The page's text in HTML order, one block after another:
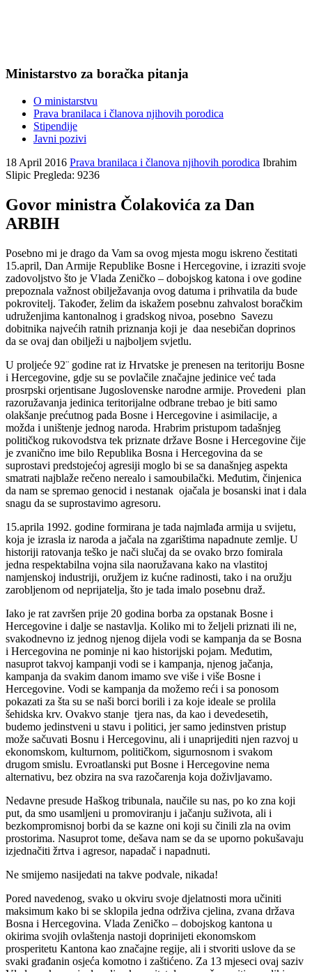
Ministarstvo za boračka pitanja
O ministarstvu
Prava branilaca i članova njihovih porodica
Stipendije
Javni pozivi
18 April 2016 Prava branilaca i članova njihovih porodica Ibrahim
Slipic Pregleda: 9236
Govor ministra Čolakovića za Dan
ARBIH
Posebno mi je drago da Vam sa ovog mjesta mogu iskreno čestitati
15.april, Dan Armije Republike Bosne i Hercegovine, i izraziti svoje
zadovoljstvo što je Vlada Zeničko – dobojskog katona i ove godine
prepoznala važnost obilježavanja ovog datuma i prihvatila da bude
pokrovitelj. Također, želim da iskažem posebnu zahvalost boračkim
udruženjima kantonalnog i gradskog nivoa, posebno Savezu
dobitnika najvećih ratnih priznanja koji je daa nesebičan doprinos
da se ovaj dan obilježi u najboljem svjetlu.
U proljeće 92¨ godine rat iz Hrvatske je prenesen na teritoriju Bosne
i Hercegovine, gdje su se povlačile značajne jedinice već tada
prosrpski orjentisane Jugoslovenske narodne armije. Provedeni plan
razoružavanja jedinica teritorijalne odbrane trebao je biti samo
olakšanje prećutnog pada Bosne i Hercegovine i asimilacije, a
možda i uništenje jednog naroda. Hrabrim pristupom tadašnjeg
političkog rukovodstva tek priznate države Bosne i Hercegovine čije
je zvanično ime bilo Republika Bosna i Hercegovina da se
suprostavi predstojećoj agresiji moglo bi se sa današnjeg aspekta
smatrati najblaže rečeno nerealo i samoubilački. Međutim, činjenica
da nam se spremao genocid i nestanak ojačala je bosanski inat i dala
snagu da se suprostavimo agresoru.
15.aprila 1992. godine formirana je tada najmlađa armija u svijetu,
koja je izrasla iz naroda a jačala na zgarištima napadnute zemlje. U
historiji ratovanja teško je nači slučaj da se ovako brzo fomirala
jedna respektabilna vojna sila naoružavana kako na vlastitoj
namjenskoj industriji, oružjem iz kućne radinosti, tako i na oružju
zarobljenom od neprijatelja, što je tada imalo posebnu draž.
Iako je rat završen prije 20 godina borba za opstanak Bosne i
Hercegovine i dalje se nastavlja. Koliko mi to željeli priznati ili ne,
svakodnevno iz jednog njenog dijela vodi se kampanja da se Bosna
i Hercegovina ne pominje ni kao historijski pojam. Međutim,
nasuprot takvoj kampanji vodi se i kampanja, njenog jačanja,
kampanja da svakim danom imamo sve više i više Bosne i
Hercegovine. Vodi se kampanja da možemo reći i sa ponosom
pokazati za šta su se naši borci borili i za koje ideale se prolila
šehidska krv. Ovakvo stanje tjera nas, da kao i devedesetih,
budemo jedinstveni u stavu i politici, jer samo jedinstven pristup
može sačuvati Bosnu i Hercegovinu, ali i unaprijediti njen razvoj u
ekonomskom, kulturnom, političkom, sigurnosnom i svakom
drugom smislu. Evroatlanski put Bosne i Hercegovine nema
alternativu, bez obzira na sva razočarenja koja doživljavamo.
Nedavne presude Haškog tribunala, naučile su nas, po ko zna koji
put, da smo usamljeni u promoviranju i jačanju suživota, ali i
bezkompromisnoj borbi da se kazne oni koji su činili zla na ovim
prostorima. Nasuprot tome, dešava nam se da se uporno pokušavaju
izjednačiti žrtva i agresor, napadač i napadnuti.
Ne smijemo nasijedati na takve podvale, nikada!
Pored navedenog, svako u okviru svoje djelatnosti mora učiniti
maksimum kako bi se sklopila jedna održiva cjelina, zvana država
Bosna i Hercegovina. Vlada Zeničko – dobojskog kantona u
okirima svojih ovlaštenja nastoji doprinijeti ekonomskom
prosperitetu Kantona kao značajne regije, ali i stvoriti uslove da se
svaki građanin osjeća komotno i zaštićeno. Za 13 mjeseci ovaj saziv